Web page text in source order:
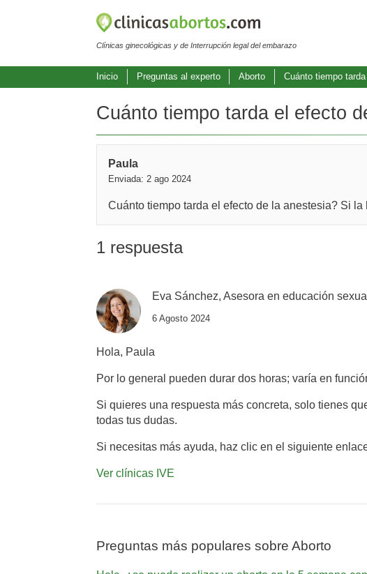
Clínicas ginecológicas y de Interrupción legal del embarazo
Inicio Preguntas al experto Aborto Cuánto tiempo
Cuánto tiempo tarda el efecto
Paula
Enviada: 2 ago 2024
Cuánto tiempo tarda el efecto de la anestesia? Si
1 respuesta
Eva Sánchez, Asesora en educación
6 Agosto 2024
Hola, Paula
Por lo general pueden durar dos horas; varía en
Si quieres una respuesta más concreta, solo tienes
todas tus dudas.
Si necesitas más ayuda, haz clic en el siguiente
Ver clínicas IVE
Preguntas más populares sobre Aborto